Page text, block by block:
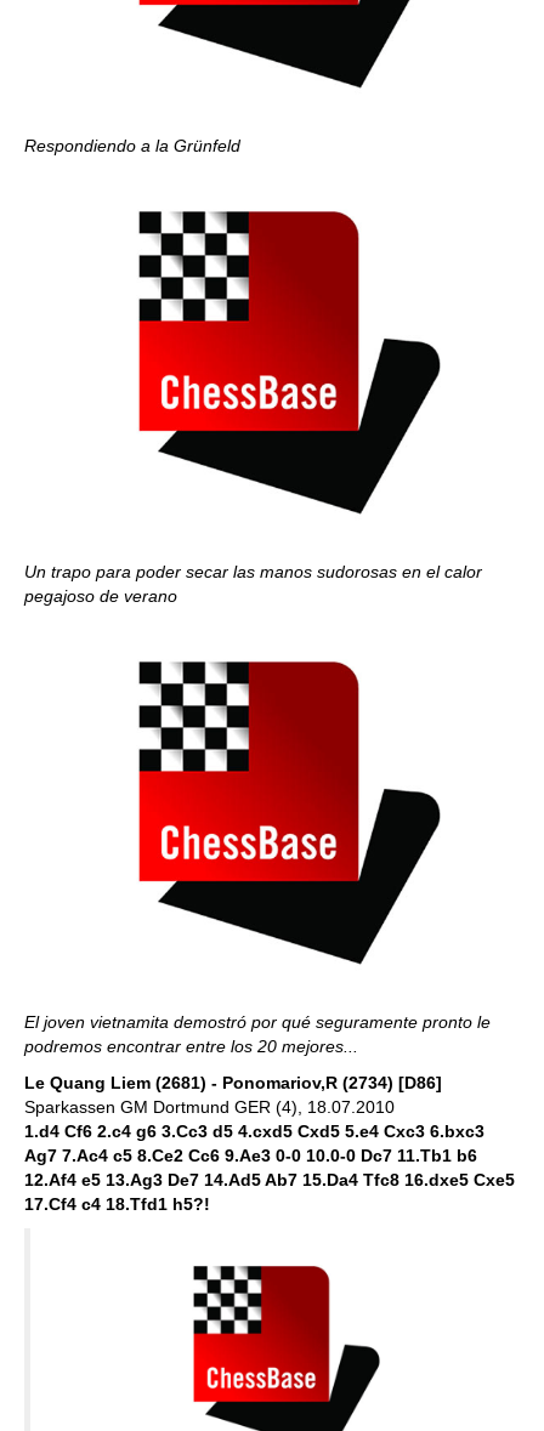
Respondiendo a la Grünfeld
Un trapo para poder secar las manos sudorosas en el calor
pegajoso de verano
El joven vietnamita demostró por qué seguramente pronto le
podremos encontrar entre los 20 mejores...
Le Quang Liem (2681) - Ponomariov,R (2734) [D86]
Sparkassen GM Dortmund GER (4), 18.07.2010
1.d4 Cf6 2.c4 g6 3.Cc3 d5 4.cxd5 Cxd5 5.e4 Cxc3 6.bxc3
Ag7 7.Ac4 c5 8.Ce2 Cc6 9.Ae3 0-0 10.0-0 Dc7 11.Tb1 b6
12.Af4 e5 13.Ag3 De7 14.Ad5 Ab7 15.Da4 Tfc8 16.dxe5 Cxe5
17.Cf4 c4 18.Tfd1 h5?!